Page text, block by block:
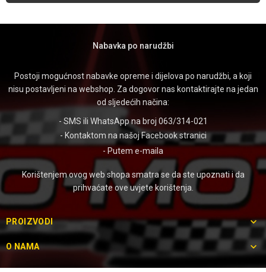
Nabavka po narudžbi
Postoji mogućnost nabavke opreme i dijelova po narudžbi, a koji
nisu postavljeni na webshop. Za dogovor nas kontaktirajte na jedan
od sljedećih načina:
- SMS ili WhatsApp na broj 063/314-021
- Kontaktom na našojFacebook stranici
- Putem e-maila
Korištenjem ovog web shopa smatra se da ste upoznati i da
prihvaćate ove uvjete korištenja.
PROIZVODI 
O NAMA 